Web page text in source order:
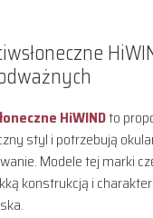
HiWINDto
styl i potrzebują
Modele tej marki
konstrukcją i